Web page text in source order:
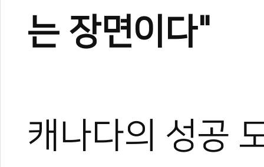
는 장면이다"
캐나다의 성공